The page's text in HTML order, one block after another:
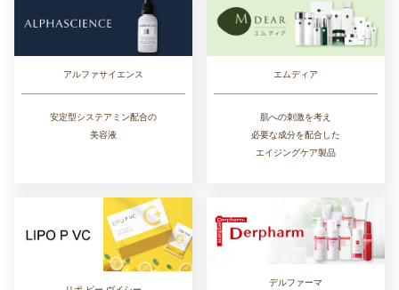
アルファサイエンス
安定型システアミン配合の
美容液
エムディア
肌への刺激を考え
必要な成分を配合した
エイジングケア製品
デルファーマ